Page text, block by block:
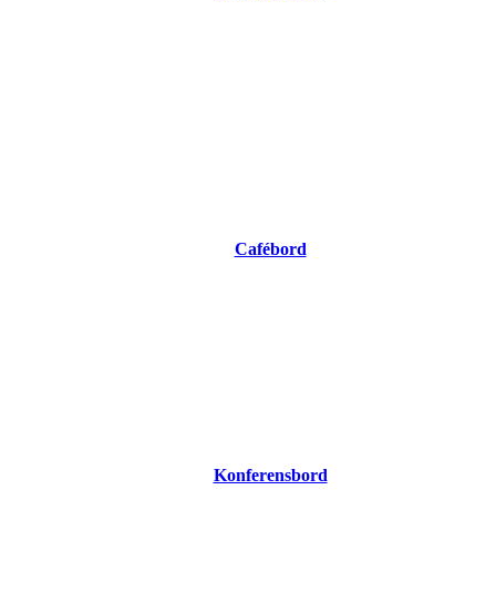
Cafébord
Konferensbord